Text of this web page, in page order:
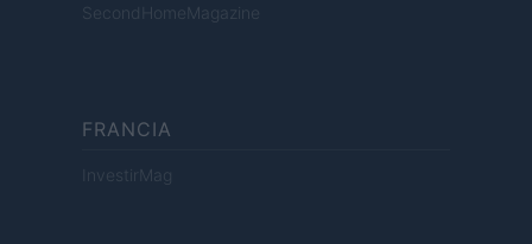
SecondHomeMagazine
FRANCIA
InvestirMag